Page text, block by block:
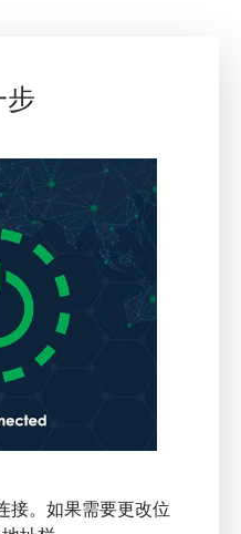
步
接。如果需要更改位